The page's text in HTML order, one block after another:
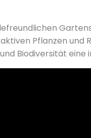
Pflanzen und
Biodiversität eine